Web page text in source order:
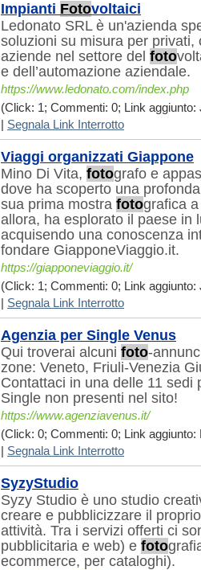
Impianti Fotovoltaici
Ledonato SRL è un'azienda
soluzioni su misura per privati,
aziende nel settore del foto
e dell’automazione aziendale.
https://www.ledonato.com/index.php
(Click: 1; Commenti: 0; Link aggiunto:
Segnala Link Interrotto
Viaggi organizzati Giappone
Mino Di Vita, fotografo e
dove ha scoperto una
sua prima mostra fotografica
allora, ha esplorato il paese in
acquisendo una conoscenza
fondare GiapponeViaggio.it.
https://giapponeviaggio.it/
(Click: 1; Commenti: 0; Link aggiunto:
Segnala Link Interrotto
Agenzia per Single Venus
Qui troverai alcuni foto-
zone: Veneto, Friuli-Venezia
Contattaci in una delle 11 sedi
Single non presenti nel sito!
https://www.agenziavenus.it/
(Click: 0; Commenti: 0; Link aggiunto:
Segnala Link Interrotto
SyzyStudio
Syzy Studio è uno studio
creare e pubblicizzare il
attività. Tra i servizi offerti ci
pubblicitaria e web) e foto
ecommerce, per cataloghi).